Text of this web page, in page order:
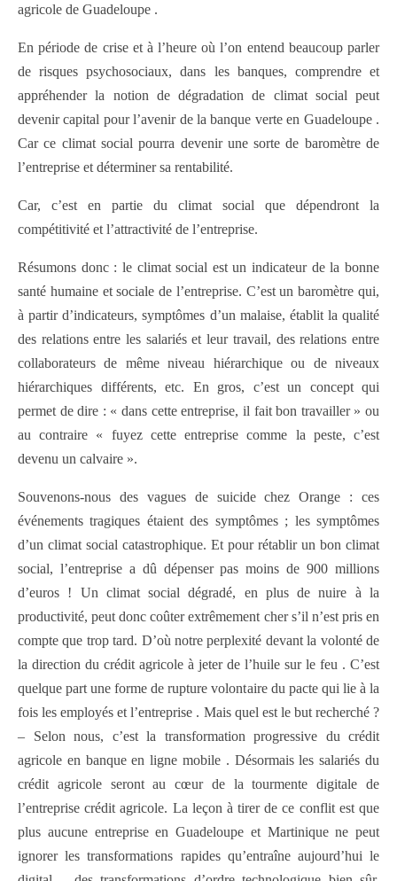
agricole de Guadeloupe .
En période de crise et à l’heure où l’on entend beaucoup parler
de risques psychosociaux, dans les banques, comprendre et
appréhender la notion de dégradation de climat social peut
devenir capital pour l’avenir de la banque verte en Guadeloupe .
Car ce climat social pourra devenir une sorte de baromètre de
l’entreprise et déterminer sa rentabilité.
Car, c’est en partie du climat social que dépendront la
compétitivité et l’attractivité de l’entreprise.
Résumons donc : le climat social est un indicateur de la bonne
santé humaine et sociale de l’entreprise. C’est un baromètre qui,
à partir d’indicateurs, symptômes d’un malaise, établit la qualité
des relations entre les salariés et leur travail, des relations entre
collaborateurs de même niveau hiérarchique ou de niveaux
hiérarchiques différents, etc. En gros, c’est un concept qui
permet de dire : « dans cette entreprise, il fait bon travailler » ou
au contraire « fuyez cette entreprise comme la peste, c’est
devenu un calvaire ».
Souvenons-nous des vagues de suicide chez Orange : ces
événements tragiques étaient des symptômes ; les symptômes
d’un climat social catastrophique. Et pour rétablir un bon climat
social, l’entreprise a dû dépenser pas moins de 900 millions
d’euros ! Un climat social dégradé, en plus de nuire à la
productivité, peut donc coûter extrêmement cher s’il n’est pris en
compte que trop tard. D’où notre perplexité devant la volonté de
la direction du crédit agricole à jeter de l’huile sur le feu . C’est
quelque part une forme de rupture volontaire du pacte qui lie à la
fois les employés et l’entreprise . Mais quel est le but recherché ?
– Selon nous, c’est la transformation progressive du crédit
agricole en banque en ligne mobile . Désormais les salariés du
crédit agricole seront au cœur de la tourmente digitale de
l’entreprise crédit agricole. La leçon à tirer de ce conflit est que
plus aucune entreprise en Guadeloupe et Martinique ne peut
ignorer les transformations rapides qu’entraîne aujourd’hui le